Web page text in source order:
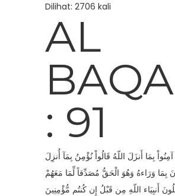
Dilihat: 2706 kali
AL
: 91
بِمَا أَنزَلَ اللّهُ قَالُواْ نُؤْمِنُ بِمَآ أُنزِلَ
بِمَا وَرَاءهُ وَهُوَ الْحَقُّ مُصَدِّقاً لِّمَا مَعَهُمْ
أَنبِيَاء اللّهِ مِن قَبْلُ إِن كُنتُم مُّؤْمِنِينَ